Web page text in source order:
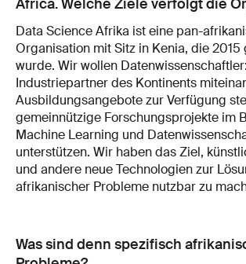
Africa. Welche Ziele verfolgt die
Data Science Afrika ist eine pan-
Organisation mit Sitz in Kenia, die
wurde. Wir wollen
Industriepartner des Kontinents
Ausbildungsangebote zur Verfügung
gemeinnützige Forschungsprojekte im
Machine Learning und
unterstützen. Wir haben das Ziel,
und andere neue Technologien zur
afrikanischer Probleme nutzbar zu
Was sind denn spezifisch